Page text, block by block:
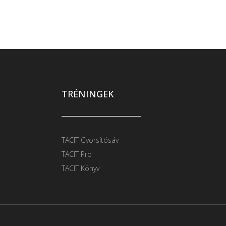
TRÉNINGEK
TACIT Gyorsítósáv
TACIT Pro
TACIT Könyv